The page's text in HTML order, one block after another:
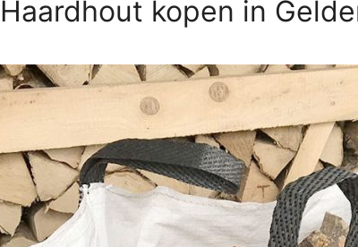
Haardhout kopen in